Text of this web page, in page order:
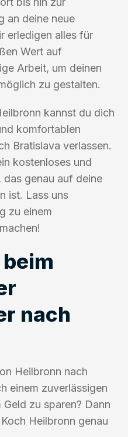
an deine neue
erledigen alles für
Wert auf
Arbeit, um deinen
zu gestalten.
kannst du dich
komfortablen
Bratislava verlassen.
kostenloses und
genau auf deine
ist. Lass uns
zu einem
nach
Heilbronn nach
einem zuverlässigen
zu sparen? Dann
Heilbronn genau